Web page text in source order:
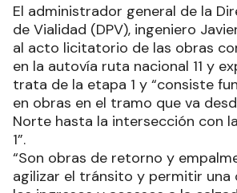
El administrador general de la
de Vialidad (DPV), ingeniero
al acto licitatorio de las obras
en la autovía ruta nacional 11 y
trata de la etapa 1 y “consiste
en obras en el tramo que va
Norte hasta la intersección con
1”.
“Son obras de retorno y
agilizar el tránsito y permitir una